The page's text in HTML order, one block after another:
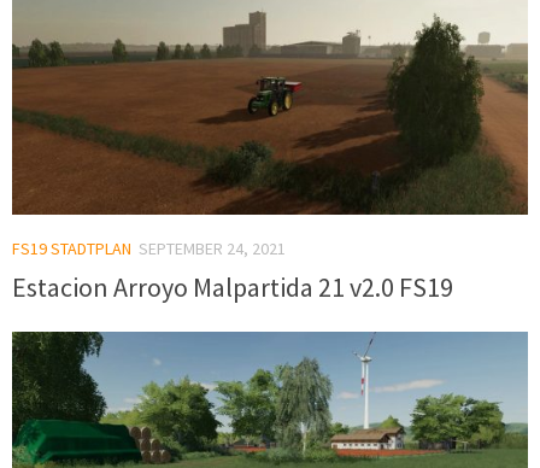
FS19 STADTPLAN SEPTEMBER 24, 2021
Estacion Arroyo Malpartida 21 v2.0 FS19